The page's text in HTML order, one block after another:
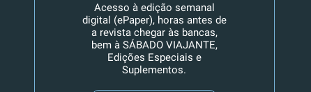
Acesso à edição semanal
digital (ePaper), horas antes de
a revista chegar às bancas,
bem à SÁBADO VIAJANTE,
Edições Especiais e
Suplementos.